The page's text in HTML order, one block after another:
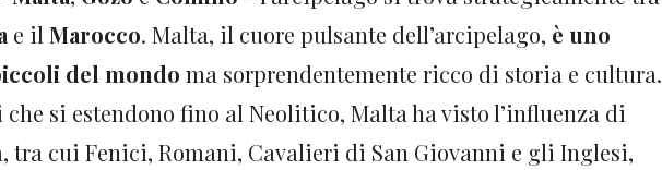
e il Marocco. Malta, il cuore pulsante dell’arcipelago, è uno
del mondo ma sorprendentemente ricco di storia e cultura.
che si estendono fino al Neolitico, Malta ha visto l’influenza di
tra cui Fenici, Romani, Cavalieri di San Giovanni e gli Inglesi,